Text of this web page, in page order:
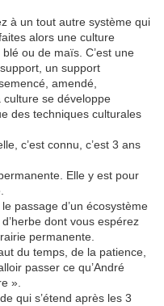
à un tout autre système qui
alors une culture
ou de maïs. C’est une
un support
amendé,
se développe
des techniques culturales
c’est connu, c’est 3 ans
Elle y est pour
passage d’un écosystème
dont vous espérez
permanente.
du temps, de la patience,
passer ce qu’André
».
qui s’étend après les 3